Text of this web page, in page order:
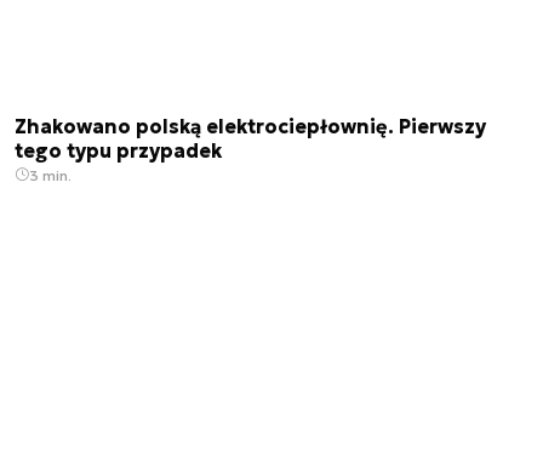
Zhakowano polską elektrociepłownię. Pierwszy
tego typu przypadek
3 min.